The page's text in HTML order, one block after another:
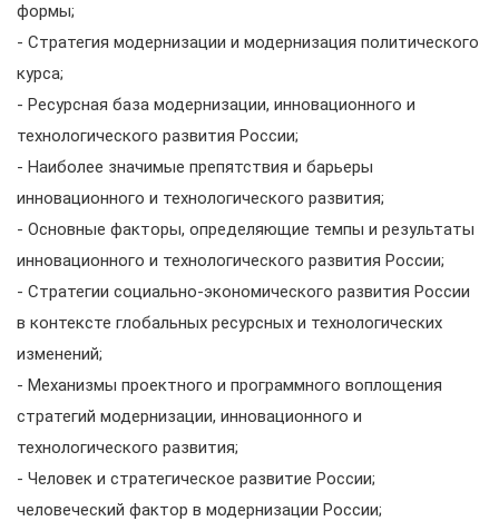
формы;
- Стратегия модернизации и модернизация политического
курса;
- Ресурсная база модернизации, инновационного и
технологического развития России;
- Наиболее значимые препятствия и барьеры
инновационного и технологического развития;
- Основные факторы, определяющие темпы и результаты
инновационного и технологического развития России;
- Стратегии социально-экономического развития России
в контексте глобальных ресурсных и технологических
изменений;
- Механизмы проектного и программного воплощения
стратегий модернизации, инновационного и
технологического развития;
- Человек и стратегическое развитие России;
человеческий фактор в модернизации России;